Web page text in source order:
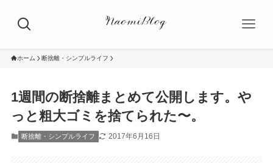
ホーム 断捨離・シンプルライフ
1週間の断捨離まとめて公開します。や
っと粗大ゴミを捨てられた〜。
断捨離・シンプルライフ 2017年6月16日